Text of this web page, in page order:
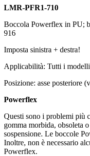
LMR-PFR1-710
Boccola Powerflex in PU;
916
Imposta sinistra + destra!
Applicabilità: Tutti i
Posizione: asse posteriore
Powerflex
Questi sono i problemi più
gomma morbida, obsoleta
sospensione. Le boccole
Inoltre, non è necessario
Powerflex.